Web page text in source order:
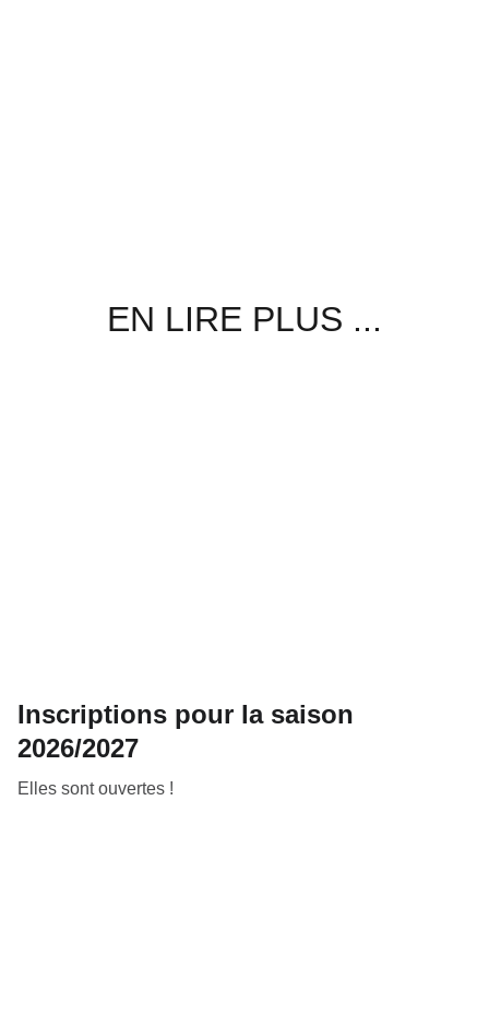
EN LIRE PLUS ...
Inscriptions pour la saison
2026/2027
Elles sont ouvertes !